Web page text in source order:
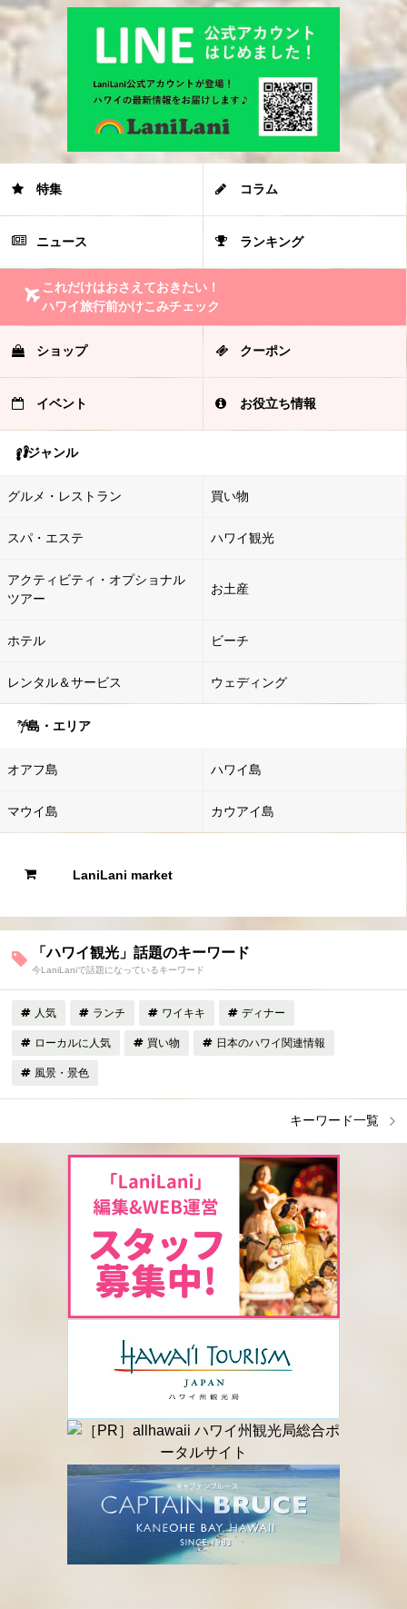
特集 コラム
ニュース ランキング
これだけはおさえておきたい！
ハワイ旅行前かけこみチェック
ショップ クーポン
イベント お役立ち情報
ジャンル
グルメ・レストラン 買い物
スパ・エステ ハワイ観光
アクティビティ・オプショナル
ツアー
お土産
ホテル ビーチ
レンタル＆サービス ウェディング
島・エリア
オアフ島 ハワイ島
マウイ島 カウアイ島
LaniLani market
「ハワイ観光」話題のキーワード
今LaniLaniで話題になっているキーワード
人気 ランチ ワイキキ ディナー
ローカルに人気 買い物 日本のハワイ関連情報
風景・景色
キーワード一覧